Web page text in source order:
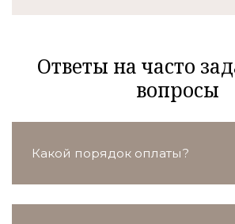
Ответы на часто
вопросы
Какой порядок оплаты?